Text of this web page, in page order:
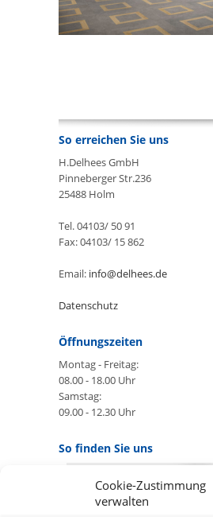
Cookie-Zustimmung
verwalten
So erreichen Sie uns
H.Delhees GmbH
Pinneberger Str.236
25488 Holm
Tel. 04103/ 50 91
Fax: 04103/ 15 862
Email: info@delhees.de
Datenschutz
Öffnungszeiten
Montag - Freitag:
08.00 - 18.00 Uhr
Samstag:
09.00 - 12.30 Uhr
So finden Sie uns
GOOGLE MAPS:
AKZEPTIEREN